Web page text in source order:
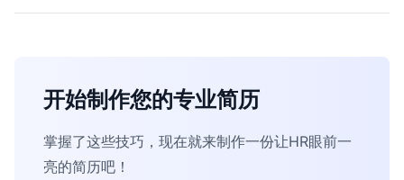
开始制作您的专业简历
掌握了这些技巧，现在就来制作一份让HR眼前一
亮的简历吧！